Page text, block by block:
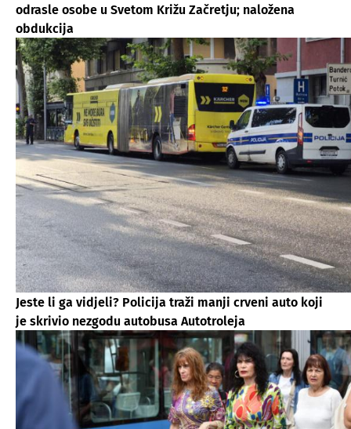
odrasle osobe u Svetom Križu Začretju; naložena
obdukcija
Jeste li ga vidjeli? Policija traži manji crveni auto koji
je skrivio nezgodu autobusa Autotroleja